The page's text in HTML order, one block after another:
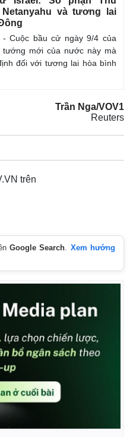
và tương lai
- Cuộc bầu cử ngày 9/4 của
tướng mới của nước này mà
đối với tương lai hòa bình
Trần Nga/VOV1
Reuters
trên
Google Search. Xem hướng